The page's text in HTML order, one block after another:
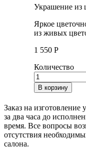
Украшение из
Яркое
из живых
1 550 Р
Количество
В корзину
Заказ на
за два часа до
время. Все вопросы
отсутствия
салона.